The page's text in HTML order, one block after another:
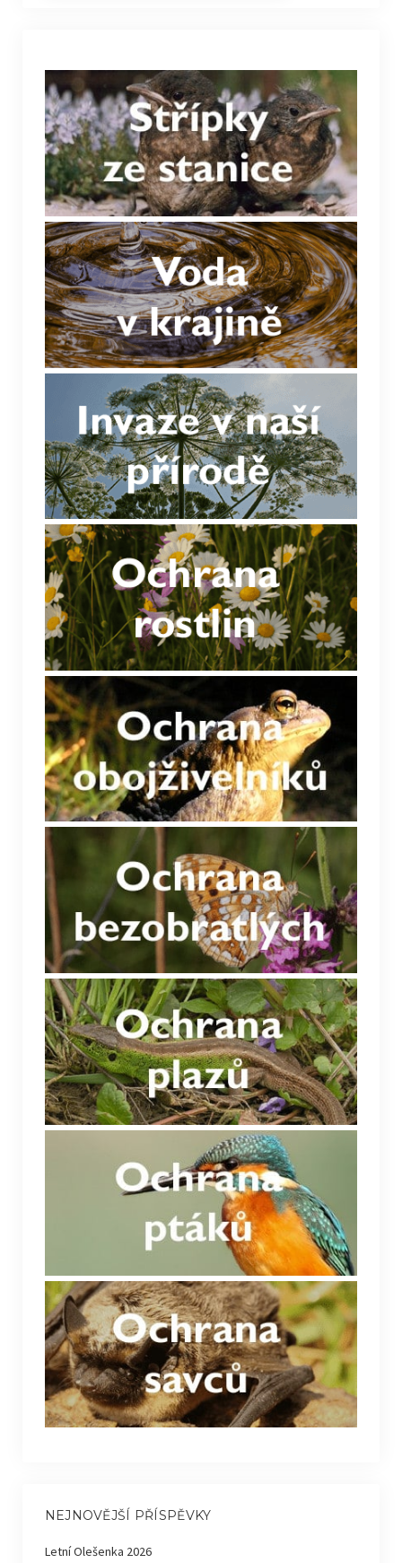
NEJNOVĚJŠÍ PŘÍSPĚVKY
Letní Olešenka 2026